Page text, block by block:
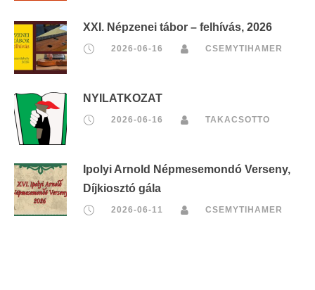
XXI. Népzenei tábor – felhívás, 2026
2026-06-16 CSEMYTIHAMER
NYILATKOZAT
2026-06-16 TAKACSOTTO
Ipolyi Arnold Népmesemondó Verseny,
Díjkiosztó gála
2026-06-11 CSEMYTIHAMER